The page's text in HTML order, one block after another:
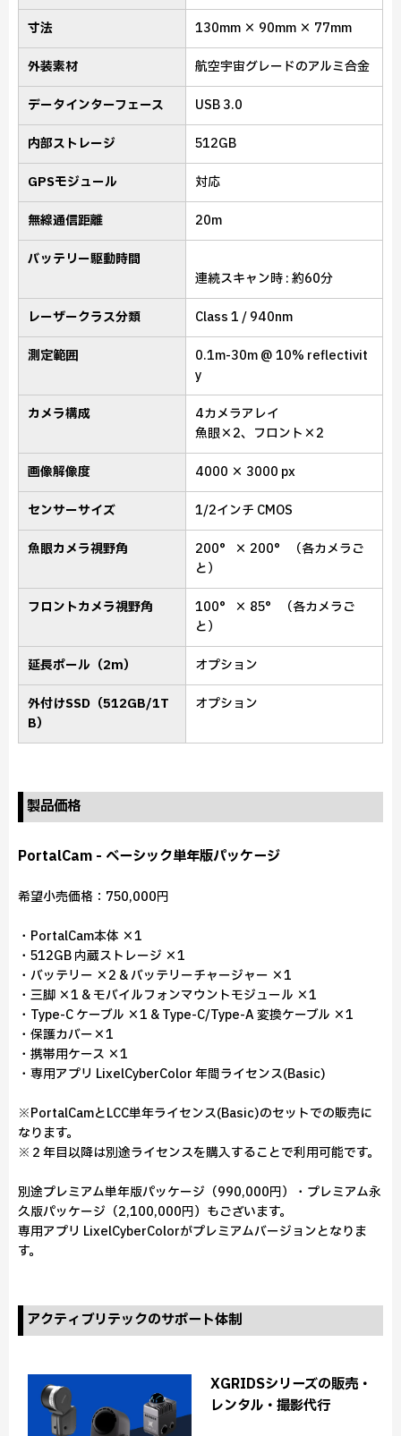
寸法 130mm × 90mm × 77mm
外装素材 航空宇宙グレードのアルミ合金
データインターフェース USB 3.0
内部ストレージ 512GB
GPSモジュール 対応
無線通信距離 20m
バッテリー駆動時間
連続スキャン時 : 約60分
レーザークラス分類 Class 1 / 940nm
測定範囲
0.1m-30m @ 10% reflectivit
y
カメラ構成
4カメラアレイ
魚眼×2、フロント×2
画像解像度 4000 × 3000 px
センサーサイズ 1/2インチ CMOS
魚眼カメラ視野角
200° × 200° （各カメラご
と）
フロントカメラ視野角
100° × 85° （各カメラご
と）
延長ポール（2m） オプション
外付けSSD（512GB/1T
B）
オプション
製品価格
PortalCam - ベーシック単年版パッケージ
希望小売価格：750,000円
・PortalCam本体 ×1
・512GB 内蔵ストレージ ×1
・バッテリー ×2 & バッテリーチャージャー ×1
・三脚 ×1 & モバイルフォンマウントモジュール ×1
・Type-C ケーブル ×1 & Type-C/Type-A 変換ケーブル ×1
・保護カバー×1
・携帯用ケース ×1
・専用アプリ LixelCyberColor 年間ライセンス(Basic)
※PortalCamとLCC単年ライセンス(Basic)のセットでの販売に
なります。
※２年目以降は別途ライセンスを購入することで利用可能です。
別途プレミアム単年版パッケージ（990,000円）・プレミアム永
久版パッケージ（2,100,000円）もございます。
専用アプリ LixelCyberColorがプレミアムバージョンとなりま
す。
アクティブリテックのサポート体制
XGRIDSシリーズの販売・
レンタル・撮影代行